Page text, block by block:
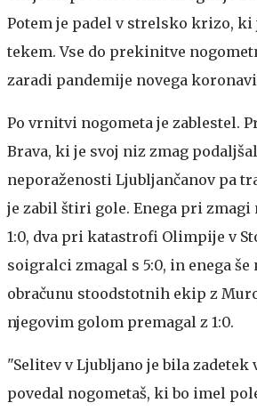
Potem je padel v strelsko krizo, ki
tekem. Vse do prekinitve
zaradi pandemije novega
Po vrnitvi nogometa je zablestel.
Brava, ki je svoj niz zmag
neporaženosti Ljubljančanov pa
je zabil štiri gole. Enega pri
1:0, dva pri katastrofi Olimpije v
soigralci zmagal s 5:0, in enega še
obračunu stoodstotnih ekip z
njegovim golom premagal z 1:0.
"Selitev v Ljubljano je bila zadetek
povedal nogometaš, ki bo imel